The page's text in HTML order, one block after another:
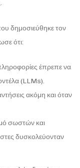
δημοσιεύθηκε τον
ότι:
έπρεπε να
(LLMs).
ακόμη και όταν
σωστών και
δυσκολεύονταν